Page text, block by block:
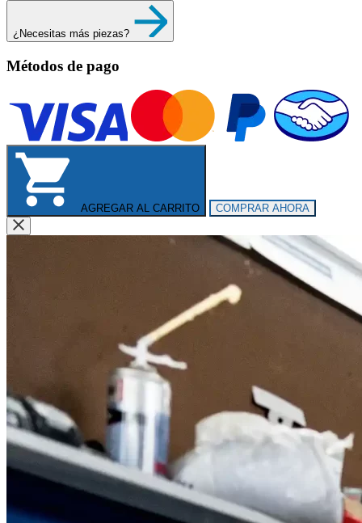
¿Necesitas más piezas?
Métodos de pago
AGREGAR AL CARRITO COMPRAR AHORA